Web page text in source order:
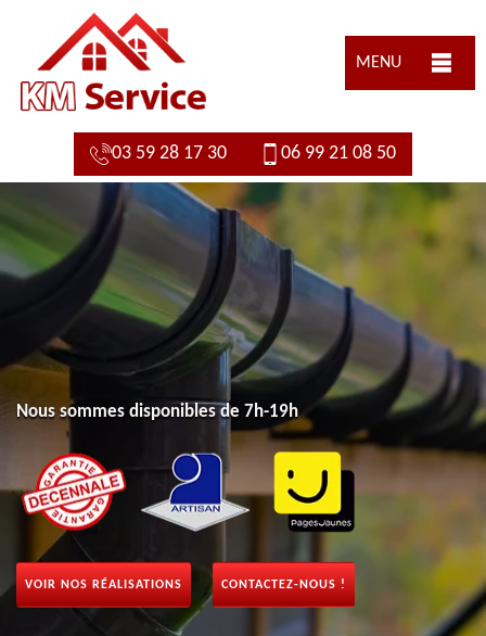
MENU
03 59 28 17 30 06 99 21 08 50
Nous sommes disponibles de 7h-19h
VOIR NOS RÉALISATIONS CONTACTEZ-NOUS !